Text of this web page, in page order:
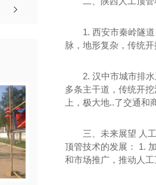
1. 西安市秦岭隧
脉，地形复杂，传统
2. 汉中市城市排
多条主干道，传统开
上，极大地..了交通和
三、未来展望 人
顶管技术的发展： 1.
和市场推广，推动人工